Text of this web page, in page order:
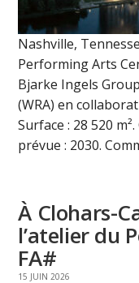
Nashville,
Performing Arts
Bjarke Ingels
(WRA) en
Surface : 28 520
prévue : 2030.
À Clohars-
l’atelier du
FA#
15 JUIN 2026